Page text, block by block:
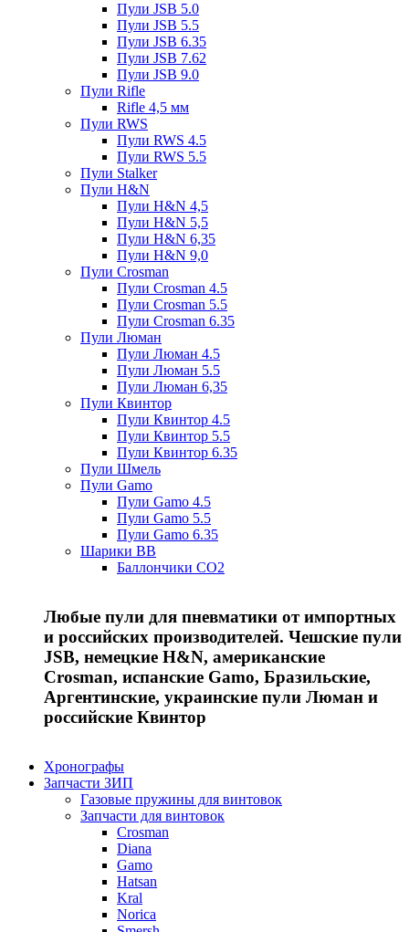
Пули JSB 5.0
Пули JSB 5.5
Пули JSB 6.35
Пули JSB 7.62
Пули JSB 9.0
Пули Rifle
Rifle 4,5 мм
Пули RWS
Пули RWS 4.5
Пули RWS 5.5
Пули Stalker
Пули H&N
Пули H&N 4,5
Пули H&N 5,5
Пули H&N 6,35
Пули H&N 9,0
Пули Crosman
Пули Crosman 4.5
Пули Crosman 5.5
Пули Crosman 6.35
Пули Люман
Пули Люман 4.5
Пули Люман 5.5
Пули Люман 6,35
Пули Квинтор
Пули Квинтор 4.5
Пули Квинтор 5.5
Пули Квинтор 6.35
Пули Шмель
Пули Gamo
Пули Gamo 4.5
Пули Gamo 5.5
Пули Gamo 6.35
Шарики BB
Баллончики CO2
Любые пули для пневматики от импортных
и российских производителей. Чешские пули
JSB, немецкие H&N, американские
Crosman, испанские Gamo, Бразильские,
Аргентинские, украинские пули Люман и
российские Квинтор
Хронографы
Запчасти ЗИП
Газовые пружины для винтовок
Запчасти для винтовок
Crosman
Diana
Gamo
Hatsan
Kral
Norica